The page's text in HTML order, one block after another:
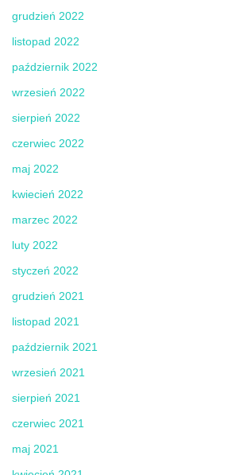
grudzień 2022
listopad 2022
październik 2022
wrzesień 2022
sierpień 2022
czerwiec 2022
maj 2022
kwiecień 2022
marzec 2022
luty 2022
styczeń 2022
grudzień 2021
listopad 2021
październik 2021
wrzesień 2021
sierpień 2021
czerwiec 2021
maj 2021